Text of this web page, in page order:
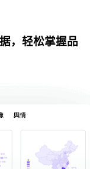
，轻松掌握品